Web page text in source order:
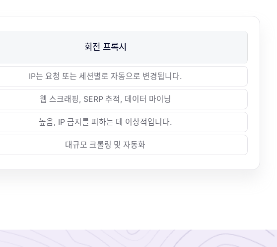
회전 프록시
IP는 요청 또는 세션별로 자동으로 변경됩니다.
웹 스크래핑, SERP 추적, 데이터 마이닝
높음, IP 금지를 피하는 데 이상적입니다.
대규모 크롤링 및 자동화